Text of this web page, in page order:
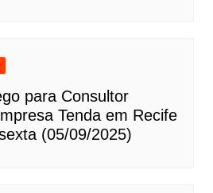
para Consultor
Tenda em Recife
(05/09/2025)